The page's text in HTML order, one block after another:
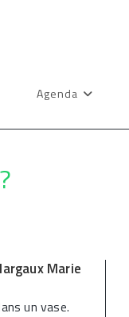
Agenda
Marie
un vase.